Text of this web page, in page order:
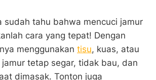
sudah tahu bahwa mencuci jamur
cara yang tepat! Dengan
menggunakan tisu, kuas, atau
jamur tetap segar, tidak bau, dan
dimasak. Tonton juga